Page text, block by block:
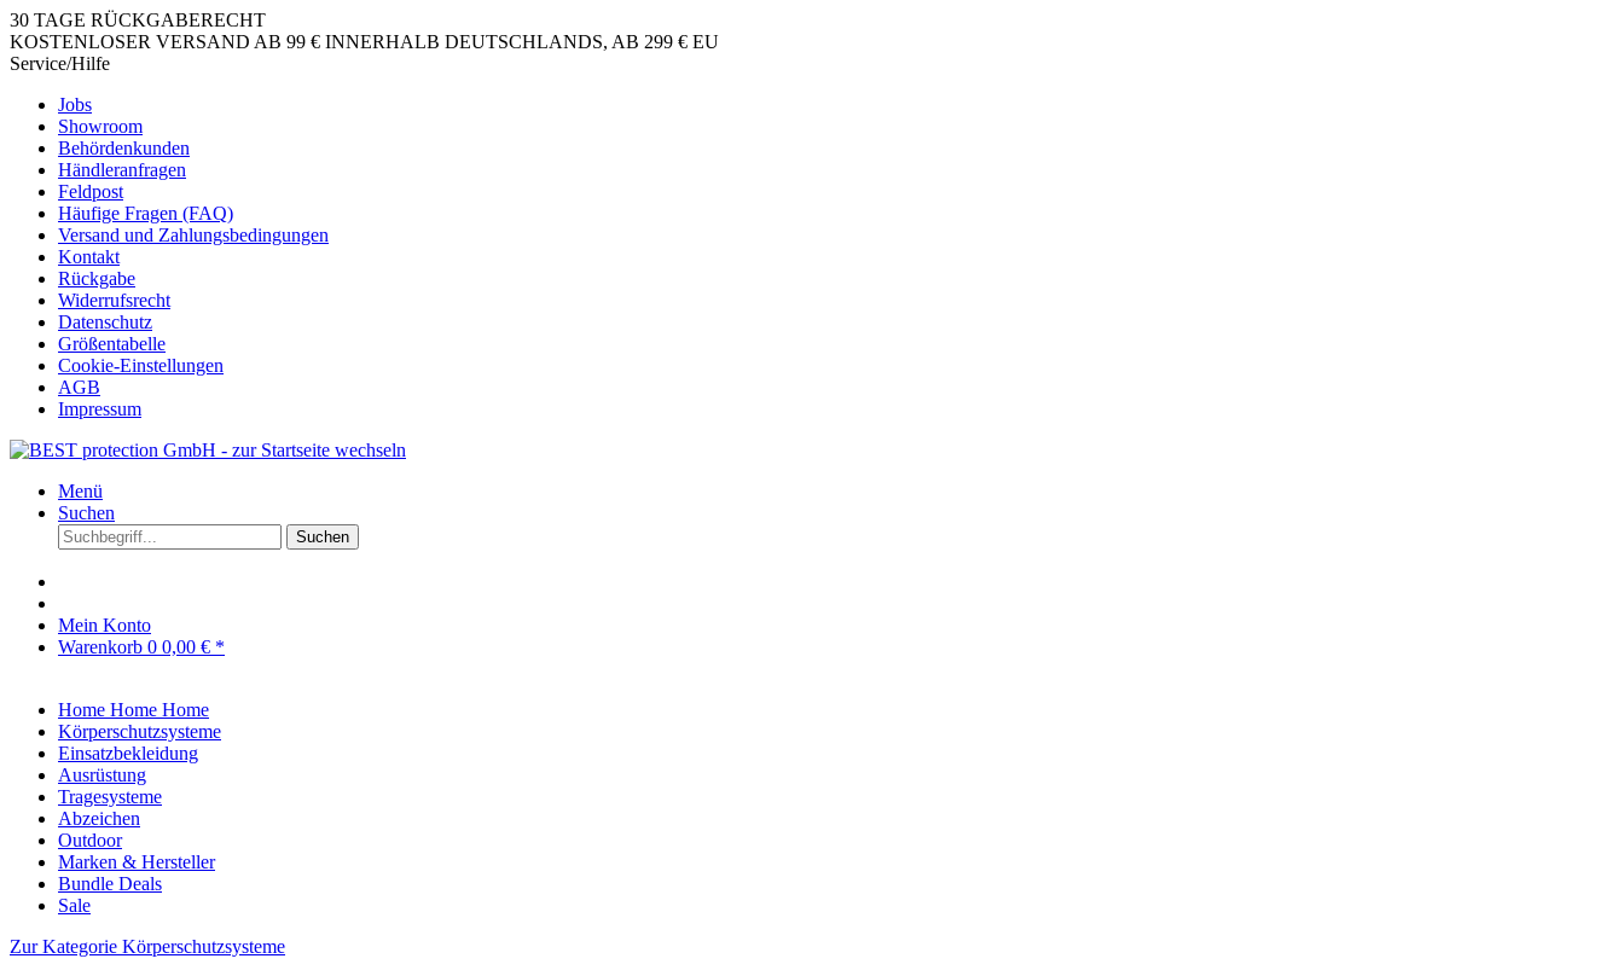
30 TAGE RÜCKGABERECHT
KOSTENLOSER VERSAND AB 99 € INNERHALB DEUTSCHLANDS, AB 299 € EU
Service/Hilfe
Jobs
Showroom
Behördenkunden
Händleranfragen
Feldpost
Häufige Fragen (FAQ)
Versand und Zahlungsbedingungen
Kontakt
Rückgabe
Widerrufsrecht
Datenschutz
Größentabelle
Cookie-Einstellungen
AGB
Impressum
Menü
Suchen
Suchen
Mein Konto
Warenkorb 0 0,00 € *
Home Home Home
Körperschutzsysteme
Einsatzbekleidung
Ausrüstung
Tragesysteme
Abzeichen
Outdoor
Marken & Hersteller
Bundle Deals
Sale
Zur Kategorie Körperschutzsysteme